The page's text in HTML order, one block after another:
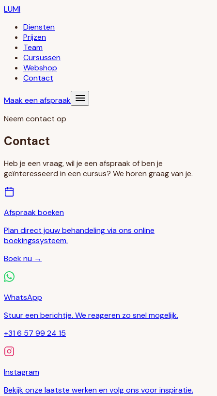
LUMI
Diensten
Prijzen
Team
Cursussen
Webshop
Contact
Maak een afspraak
Neem contact op
Contact
Heb je een vraag, wil je een afspraak of ben je
geïnteresseerd in een cursus? We horen graag van je.
Afspraak boeken
Plan direct jouw behandeling via ons online
boekingssysteem.
Boek nu →
WhatsApp
Stuur een berichtje. We reageren zo snel mogelijk.
+31 6 57 99 24 15
Instagram
Bekijk onze laatste werken en volg ons voor inspiratie.